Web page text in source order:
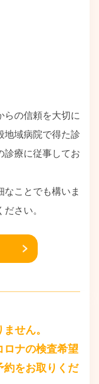
らの信頼を大切に
地域病院で得た診
診療に従事してお
ことでも構いま
さい。
せん。
ロナの検査希望
約をお取りくだ